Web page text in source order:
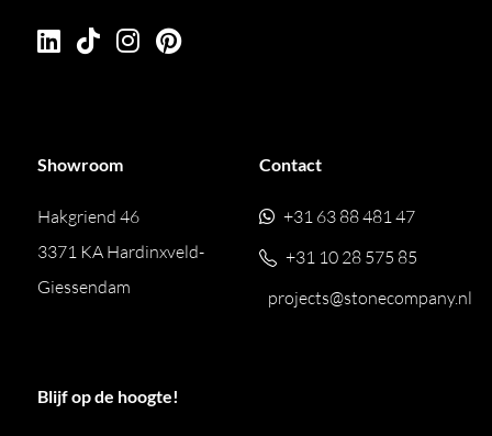
Showroom
Hakgriend 46
3371 KA Hardinxveld-
Giessendam
Contact
+31 63 88 481 47
+31 10 28 575 85
projects@stonecompany.nl
Blijf op de hoogte!